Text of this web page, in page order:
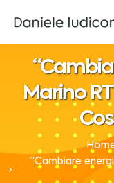
Marino
“Cambiare